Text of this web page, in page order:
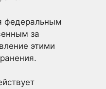
федеральным
за
этими